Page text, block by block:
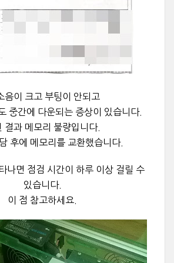
음이 크고 부팅이 안되고
중간에 다운되는 증상이 있습니다.
결과 메모리 불량입니다.
후에 메모리를 교환했습니다.
나면 점검 시간이 하루 이상 걸릴 수
있습니다.
이 점 참고하세요.